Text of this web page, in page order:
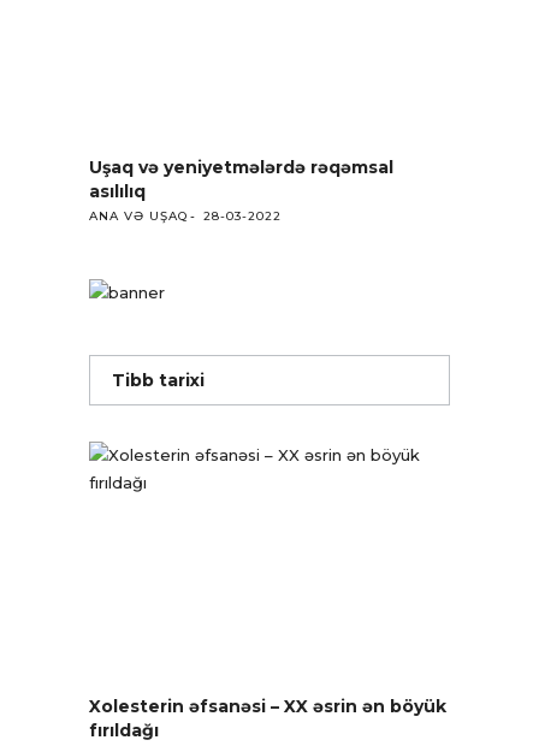
Uşaq və yeniyetmələrdə rəqəmsal
asılılıq
ANA VƏ UŞAQ 28-03-2022
Tibb tarixi
Xolesterin əfsanəsi – XX əsrin ən böyük
fırıldağı